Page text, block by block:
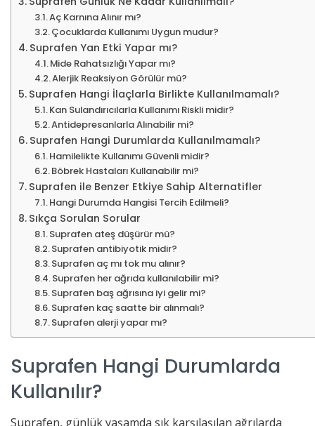
Aç Karnına Alınır mı?
Çocuklarda Kullanımı Uygun mudur?
Suprafen Yan Etki Yapar mı?
Mide Rahatsızlığı Yapar mı?
Alerjik Reaksiyon Görülür mü?
Suprafen Hangi İlaçlarla Birlikte Kullanılmamalı?
Kan Sulandırıcılarla Kullanımı Riskli midir?
Antidepresanlarla Alınabilir mi?
Suprafen Hangi Durumlarda Kullanılmamalı?
Hamilelikte Kullanımı Güvenli midir?
Böbrek Hastaları Kullanabilir mi?
Suprafen ile Benzer Etkiye Sahip Alternatifler
Hangi Durumda Hangisi Tercih Edilmeli?
Sıkça Sorulan Sorular
Suprafen ateş düşürür mü?
Suprafen antibiyotik midir?
Suprafen aç mı tok mu alınır?
Suprafen her ağrıda kullanılabilir mi?
Suprafen baş ağrısına iyi gelir mi?
Suprafen kaç saatte bir alınmalı?
Suprafen alerji yapar mı?
Suprafen Hangi Durumlarda
Kullanılır?
Suprafen, günlük yaşamda sık karşılaşılan ağrılarda